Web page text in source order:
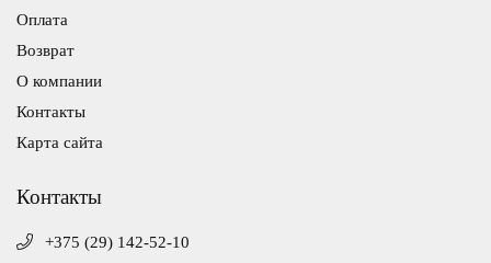
Оплата
Возврат
О компании
Контакты
Карта сайта
Контакты
+375 (29) 142-52-10